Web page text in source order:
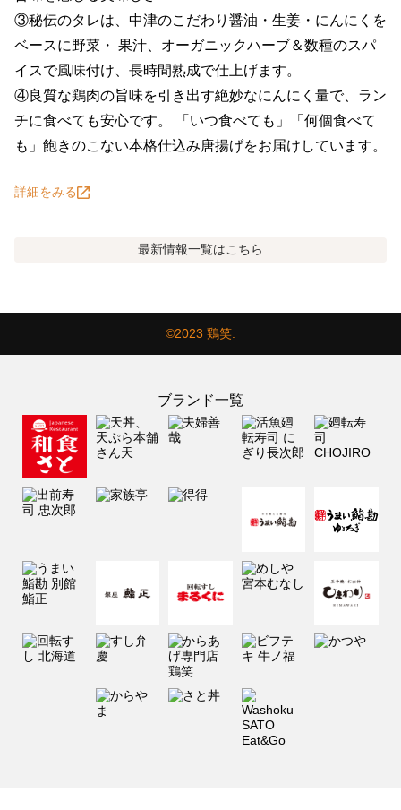
③秘伝のタレは、中津のこだわり醤油・生姜・にんにくを
ベースに野菜・ 果汁、オーガニックハーブ＆数種のスパ
イスで風味付け、長時間熟成で仕上げます。
④良質な鶏肉の旨味を引き出す絶妙なにんにく量で、ラン
チに食べても安心です。 「いつ食べても」「何個食べて
も」飽きのこない本格仕込み唐揚げをお届けしています。
詳細をみる
最新情報一覧はこちら
©2023 鶏笑.
ブランド一覧